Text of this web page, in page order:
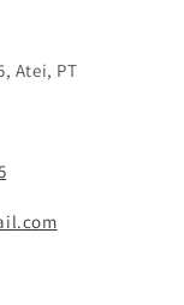
Atei, PT